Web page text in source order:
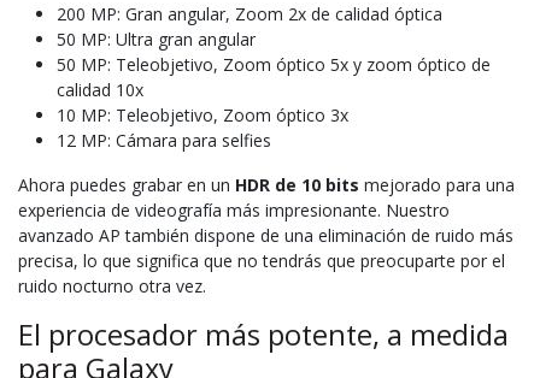
200 MP: Gran angular, Zoom 2x de calidad óptica
50 MP: Ultra gran angular
50 MP: Teleobjetivo, Zoom óptico 5x y zoom óptico de
calidad 10x
10 MP: Teleobjetivo, Zoom óptico 3x
12 MP: Cámara para selfies
Ahora puedes grabar en un HDR de 10 bits mejorado para una
experiencia de videografía más impresionante. Nuestro
avanzado AP también dispone de una eliminación de ruido más
precisa, lo que significa que no tendrás que preocuparte por el
ruido nocturno otra vez.
El procesador más potente, a medida
para Galaxy